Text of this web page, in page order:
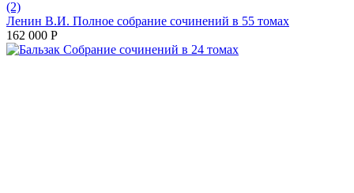
(2)
Ленин В.И. Полное собрание сочинений в 55 томах
162 000 Р